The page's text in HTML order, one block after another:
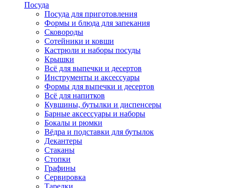
Посуда
Посуда для приготовления
Формы и блюда для запекания
Сковороды
Сотейники и ковши
Кастрюли и наборы посуды
Крышки
Всё для выпечки и десертов
Инструменты и аксессуары
Формы для выпечки и десертов
Всё для напитков
Кувшины, бутылки и диспенсеры
Барные аксессуары и наборы
Бокалы и рюмки
Вёдра и подставки для бутылок
Декантеры
Стаканы
Стопки
Графины
Сервировка
Тарелки